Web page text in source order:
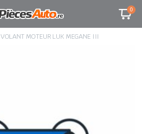
0
VOLANT MOTEUR LUK MEGANE III